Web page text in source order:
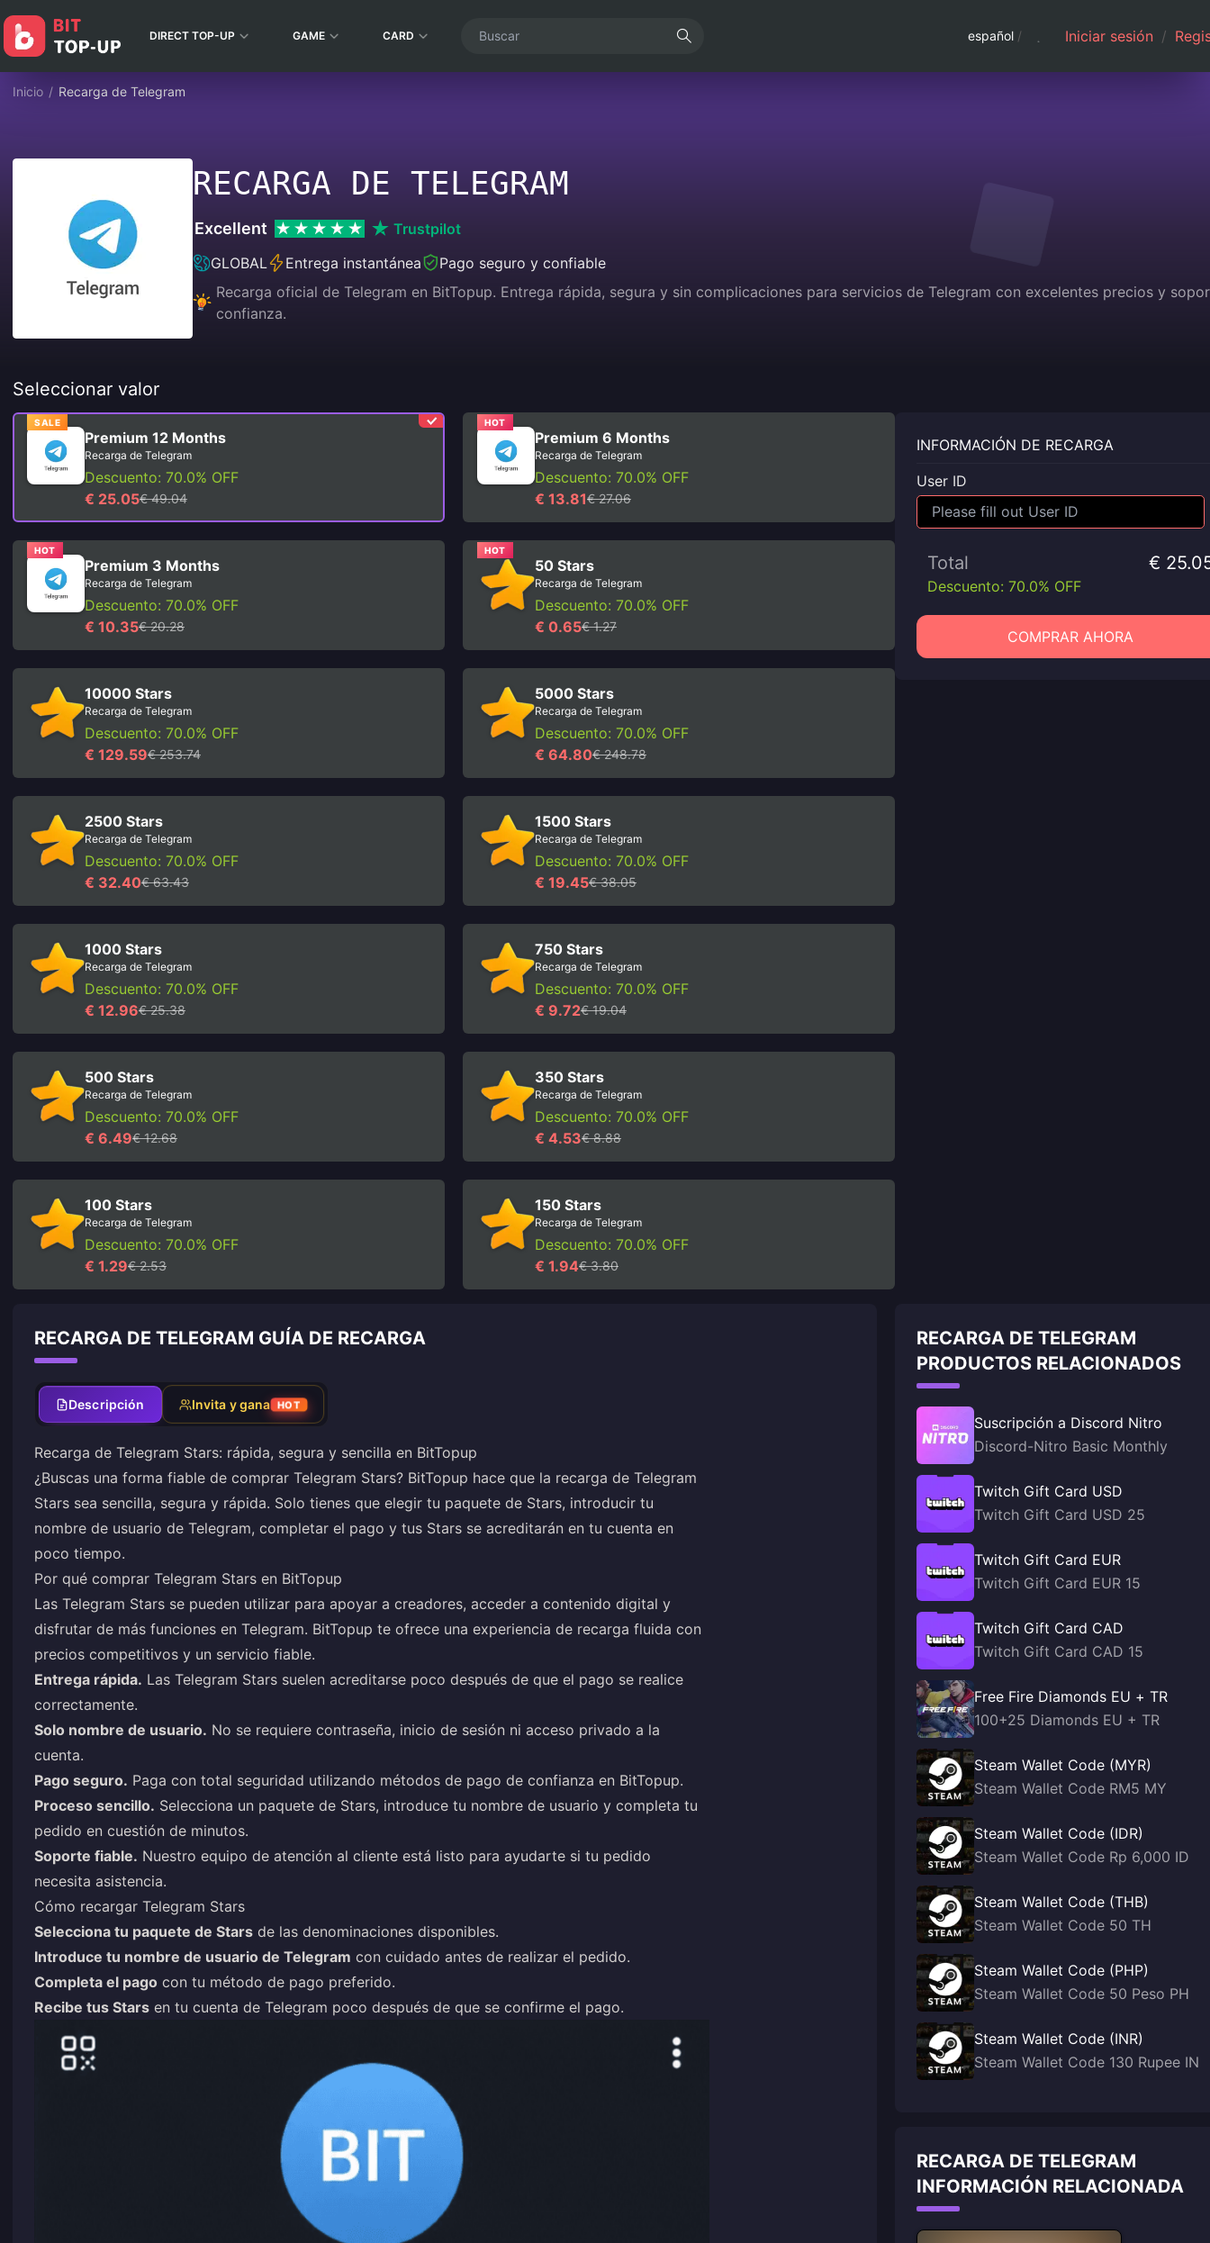
DIRECT TOP-UP GAME CARD español / Iniciar sesión /
Inicio / Recarga de Telegram
RECARGA DE TELEGRAM
Excellent
Trustpilot
GLOBAL
Entrega instantánea
Pago seguro y confiable
Recarga oficial de Telegram en BitTopup. Entrega rápida, segura y sin complicaciones para servicios de Telegram con excelentes precios y
confianza.
Seleccionar valor
SALE
Premium 12 Months
Recarga de Telegram
Descuento: 70.0% OFF
€ 25.05€ 49.04
HOT
Premium 6 Months
Recarga de Telegram
Descuento: 70.0% OFF
€ 13.81€ 27.06
HOT
Premium 3 Months
Recarga de Telegram
Descuento: 70.0% OFF
€ 10.35€ 20.28
HOT
50 Stars
Recarga de Telegram
Descuento: 70.0% OFF
€ 0.65€ 1.27
10000 Stars
Recarga de Telegram
Descuento: 70.0% OFF
€ 129.59€ 253.74
5000 Stars
Recarga de Telegram
Descuento: 70.0% OFF
€ 64.80€ 248.78
2500 Stars
Recarga de Telegram
Descuento: 70.0% OFF
€ 32.40€ 63.43
1500 Stars
Recarga de Telegram
Descuento: 70.0% OFF
€ 19.45€ 38.05
1000 Stars
Recarga de Telegram
Descuento: 70.0% OFF
€ 12.96€ 25.38
750 Stars
Recarga de Telegram
Descuento: 70.0% OFF
€ 9.72€ 19.04
500 Stars
Recarga de Telegram
Descuento: 70.0% OFF
€ 6.49€ 12.68
350 Stars
Recarga de Telegram
Descuento: 70.0% OFF
€ 4.53€ 8.88
100 Stars
Recarga de Telegram
Descuento: 70.0% OFF
€ 1.29€ 2.53
150 Stars
Recarga de Telegram
Descuento: 70.0% OFF
€ 1.94€ 3.80
INFORMACIÓN DE RECARGA
User ID
Total €
Descuento: 70.0% OFF
COMPRAR AHORA
RECARGA DE TELEGRAM GUÍA DE RECARGA
Descripción Invita y gana HOT
Recarga de Telegram Stars: rápida, segura y sencilla en BitTopup
¿Buscas una forma fiable de comprar Telegram Stars? BitTopup hace que la recarga de Telegram
Stars sea sencilla, segura y rápida. Solo tienes que elegir tu paquete de Stars, introducir tu
nombre de usuario de Telegram, completar el pago y tus Stars se acreditarán en tu cuenta en
poco tiempo.
Por qué comprar Telegram Stars en BitTopup
Las Telegram Stars se pueden utilizar para apoyar a creadores, acceder a contenido digital y
disfrutar de más funciones en Telegram. BitTopup te ofrece una experiencia de recarga fluida con
precios competitivos y un servicio fiable.
Entrega rápida. Las Telegram Stars suelen acreditarse poco después de que el pago se realice
correctamente.
Solo nombre de usuario. No se requiere contraseña, inicio de sesión ni acceso privado a la
cuenta.
Pago seguro. Paga con total seguridad utilizando métodos de pago de confianza en BitTopup.
Proceso sencillo. Selecciona un paquete de Stars, introduce tu nombre de usuario y completa tu
pedido en cuestión de minutos.
Soporte fiable. Nuestro equipo de atención al cliente está listo para ayudarte si tu pedido
necesita asistencia.
Cómo recargar Telegram Stars
Selecciona tu paquete de Stars de las denominaciones disponibles.
Introduce tu nombre de usuario de Telegram con cuidado antes de realizar el pedido.
Completa el pago con tu método de pago preferido.
Recibe tus Stars en tu cuenta de Telegram poco después de que se confirme el pago.
RECARGA DE TELEGRAM
PRODUCTOS RELACIONADOS
Suscripción a Discord Nitro
Discord-Nitro Basic Monthly
Twitch Gift Card USD
Twitch Gift Card USD 25
Twitch Gift Card EUR
Twitch Gift Card EUR 15
Twitch Gift Card CAD
Twitch Gift Card CAD 15
Free Fire Diamonds EU + TR
100+25 Diamonds EU + TR
Steam Wallet Code (MYR)
Steam Wallet Code RM5 MY
Steam Wallet Code (IDR)
Steam Wallet Code Rp 6,000 ID
Steam Wallet Code (THB)
Steam Wallet Code 50 TH
Steam Wallet Code (PHP)
Steam Wallet Code 50 Peso PH
Steam Wallet Code (INR)
Steam Wallet Code 130 Rupee IN
RECARGA DE TELEGRAM
INFORMACIÓN RELACIONADA